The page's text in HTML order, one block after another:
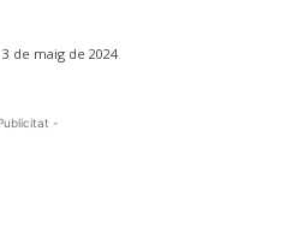
de maig de 2024
-